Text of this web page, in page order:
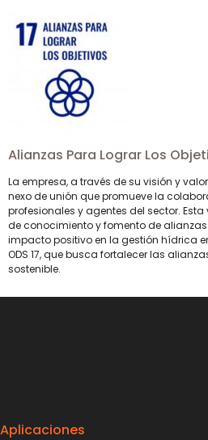
Alianzas Para Lograr Los
La empresa, a través de su visión y
nexo de unión que promueve la
profesionales y agentes del sector.
de conocimiento y fomento de
impacto positivo en la gestión hídrica
ODS 17, que busca fortalecer las
sostenible.
Aplicaciones